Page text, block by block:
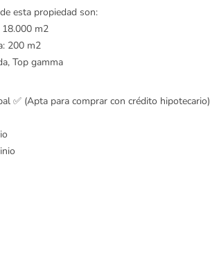
esta propiedad son:
18.000 m2
200 m2
Top gamma
✅ (Apta para comprar con crédito hipotecario)